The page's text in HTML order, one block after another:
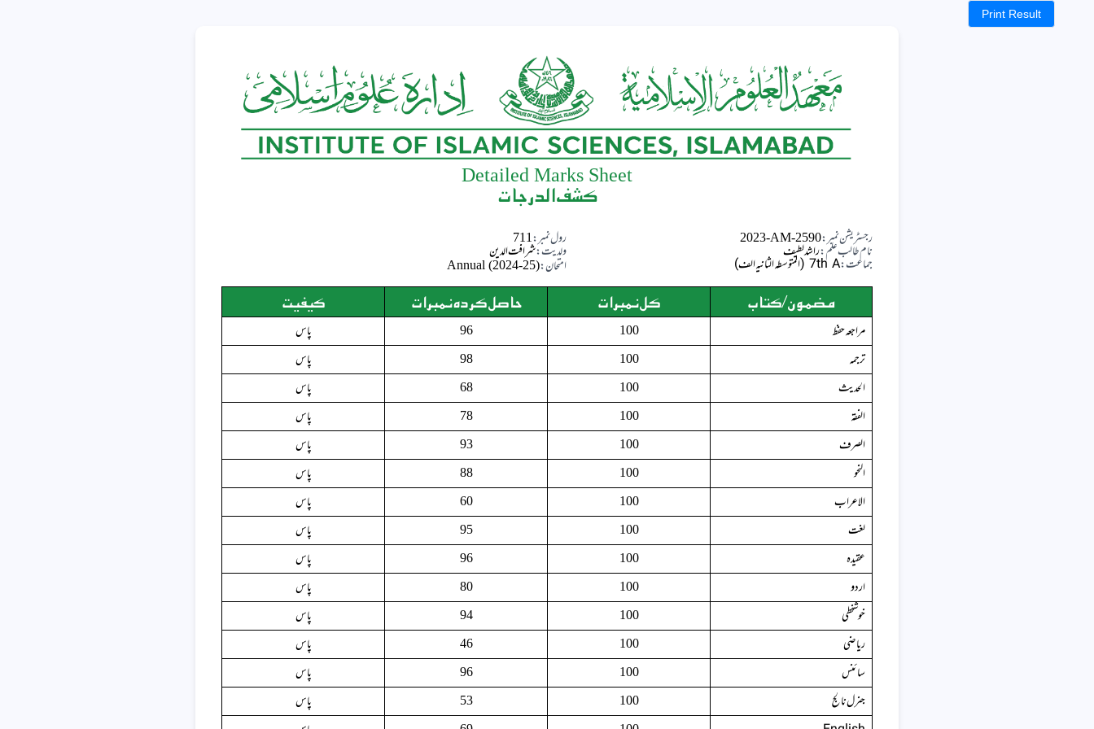
Print Result
Detailed Marks Sheet
کشف الدرجات
رجسٹریشن نمبر:2023-AM-2590 رول نمبر:711
نام طالب علم:راشد لطیف ولدیت:شرافت الدین
جماعت:7th A (المتوسطہ الثانیہ الف) امتحان:Annual (2024-25)
مضمون/کتاب کل نمبرات حاصل کردہ نمبرات کیفیت
مراجعہ حفظ 100
96
پاس
ترجمہ
100
98
پاس
الحدیث
100
68
پاس
الفقہ
100
78
پاس
الصرف
100
93
پاس
النحو
100
88
پاس
الاعراب
100
60
پاس
لغت
100
95
پاس
عقیدہ
100
96
پاس
اردو
100
80
پاس
خوشخطی
100
94
پاس
ریاضی
100
46
پاس
سائنس
100
96
پاس
جنرل نالج
100
53
پاس